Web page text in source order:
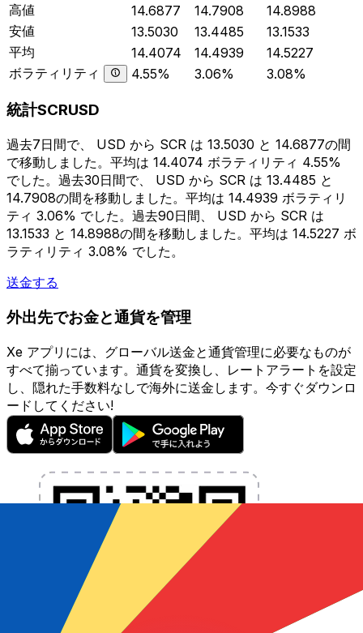
高値
14.6877 14.7908
14.8988
安値
13.5030 13.4485
13.1533
平均
14.4074 14.4939
14.5227
ボラティリティ
4.55% 3.06% 3.08%
統計SCRUSD
過去7日間で、 USD から SCR は 13.5030 と 14.6877の間
で移動しました。平均は 14.4074 ボラティリティ 4.55%
でした。過去30日間で、 USD から SCR は 13.4485 と
14.7908の間を移動しました。平均は 14.4939 ボラティリ
ティ 3.06% でした。過去90日間、 USD から SCR は
13.1533 と 14.8988の間を移動しました。平均は 14.5227 ボ
ラティリティ 3.08% でした。
送金する
外出先でお金と通貨を管理
Xe アプリには、グローバル送金と通貨管理に必要なものが
すべて揃っています。通貨を変換し、レートアラートを設定
し、隠れた手数料なしで海外に送金します。今すぐダウンロ
ードしてください!